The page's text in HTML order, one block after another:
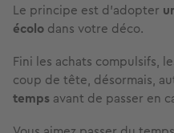
Le principe est d’adopter
écolo dans votre déco.
Fini les achats compulsifs,
coup de tête, désormais,
temps avant de passer en